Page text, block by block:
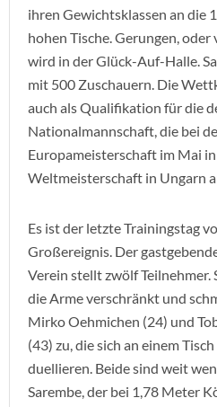
ihren Gewichtsklassen an die
hohen Tische. Gerungen, oder
wird in der Glück-Auf-Halle.
mit 500 Zuschauern. Die
auch als Qualifikation für die
Nationalmannschaft, die bei
Europameisterschaft im Mai
Weltmeisterschaft in Ungarn
Es ist der letzte Trainingstag
Großereignis. Der
Verein stellt zwölf Teilnehmer.
die Arme verschränkt und
Mirko Oehmichen (24) und
(43) zu, die sich an einem
duellieren. Beide sind weit
Sarembe, der bei 1,78 Meter